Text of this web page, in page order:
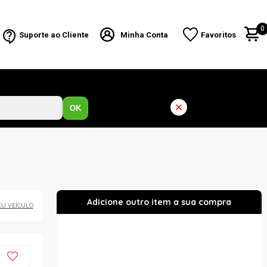
Suporte ao Cliente Minha Conta Favoritos
0
OK
VEÍCULO